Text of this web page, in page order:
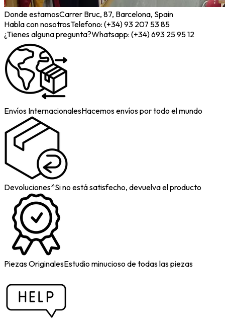
Donde estamosCarrer Bruc, 87, Barcelona, Spain
Habla con nosotrosTelefono: (+34) 93 207 53 85
¿Tienes alguna pregunta?Whatsapp: (+34) 693 25 95 12
Envíos InternacionalesHacemos envíos por todo el mundo
Devoluciones*Si no está satisfecho, devuelva el producto
Piezas OriginalesEstudio minucioso de todas las piezas